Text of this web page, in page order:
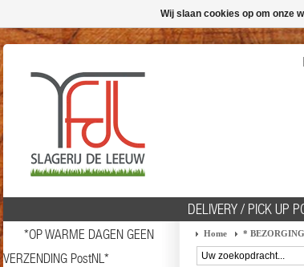
*OP WARME DAGEN GEEN
VERZENDING PostNL*
DELIVERY / PICK UP
Home *
Wij slaan cookies op om onze